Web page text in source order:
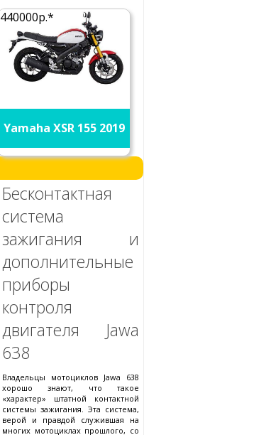
440000р.*
Yamaha XSR 155 2019
Бесконтактная
система
зажигания и
дополнительные
приборы
контроля
двигателя Jawa
638
Владельцы мотоциклов Jawa 638
хорошо знают, что такое
«характер» штатной контактной
системы зажигания. Эта система,
верой и правдой служившая на
многих мотоциклах прошлого, со